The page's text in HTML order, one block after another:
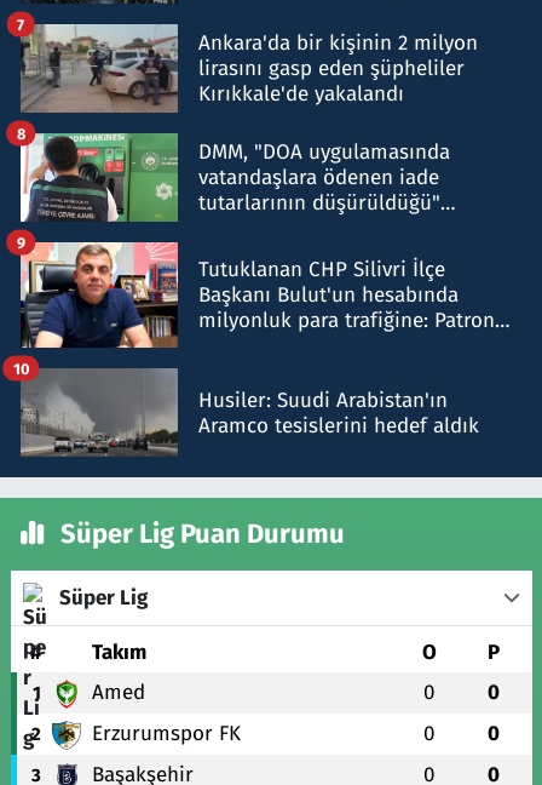
Ankara'da bir kişinin 2 milyon
lirasını gasp eden şüpheliler
Kırıkkale'de yakalandı
7
DMM, "DOA uygulamasında
vatandaşlara ödenen iade
tutarlarının düşürüldüğü"
8
Tutuklanan CHP Silivri İlçe
Başkanı Bulut'un hesabında
milyonluk para trafiğine: Patron
9
Husiler: Suudi Arabistan'ın
Aramco tesislerini hedef aldık
10
Süper Lig Puan Durumu
Süper Lig
# Takım O P
1 Amed 0 0
2 Erzurumspor FK 0 0
3 Başakşehir 0 0